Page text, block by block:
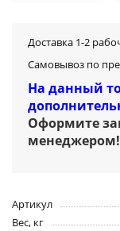
Доставка 1-2
Самовывоз по
На данный
Оформите
менеджером!
Артикул
Вес, кг